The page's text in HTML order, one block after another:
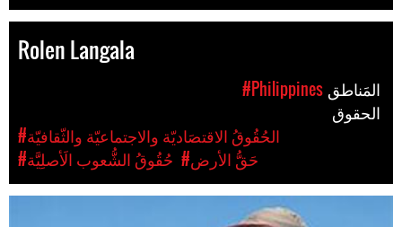
Rolen Langala
#Philippines
#الحُقُوقُ الاقتصَاديّة والاجتماعيّة والثّقافيّة
#حُقُوقُ الشُّعوب الَأصلِيَّة
#حَقُّ الأرض